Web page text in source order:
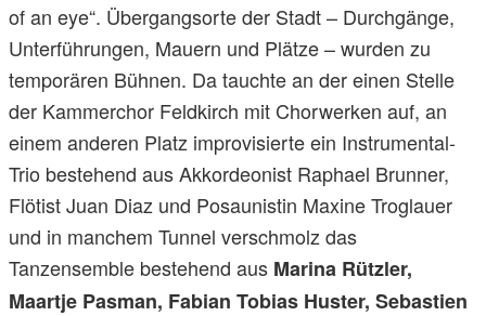
of an eye“. Übergangsorte der Stadt – Durchgänge,
Unterführungen, Mauern und Plätze – wurden zu
temporären Bühnen. Da tauchte an der einen Stelle
der Kammerchor Feldkirch mit Chorwerken auf, an
einem anderen Platz improvisierte ein Instrumental-
Trio bestehend aus Akkordeonist Raphael Brunner,
Flötist Juan Diaz und Posaunistin Maxine Troglauer
und in manchem Tunnel verschmolz das
Tanzensemble bestehend aus Marina Rützler,
Maartje Pasman, Fabian Tobias Huster, Sebastien